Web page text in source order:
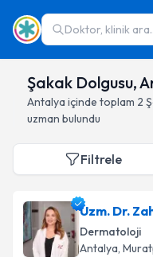
Doktor, klinik
Şakak Dolgusu,
Antalya içinde toplam 2
uzman bulundu
Filtrele
Uzm. Dr.
Dermatoloji
Antalya,